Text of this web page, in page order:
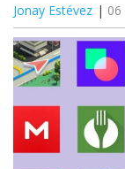
Redes
sociales
Plataformas
streaming
Jonay Estévez